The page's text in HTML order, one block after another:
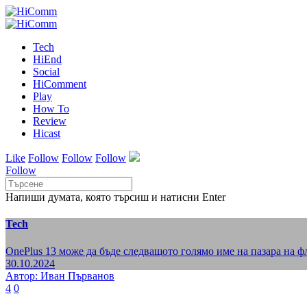
Tech
HiEnd
Social
HiComment
Play
How To
Review
Hicast
Like Follow Follow Follow
Follow
Напиши думата, която търсиш и натисни Enter
Tech
OnePlus 13 може да бъде следващото голямо име на пазара на
30.10.2024
Автор: Иван Първанов
4 0